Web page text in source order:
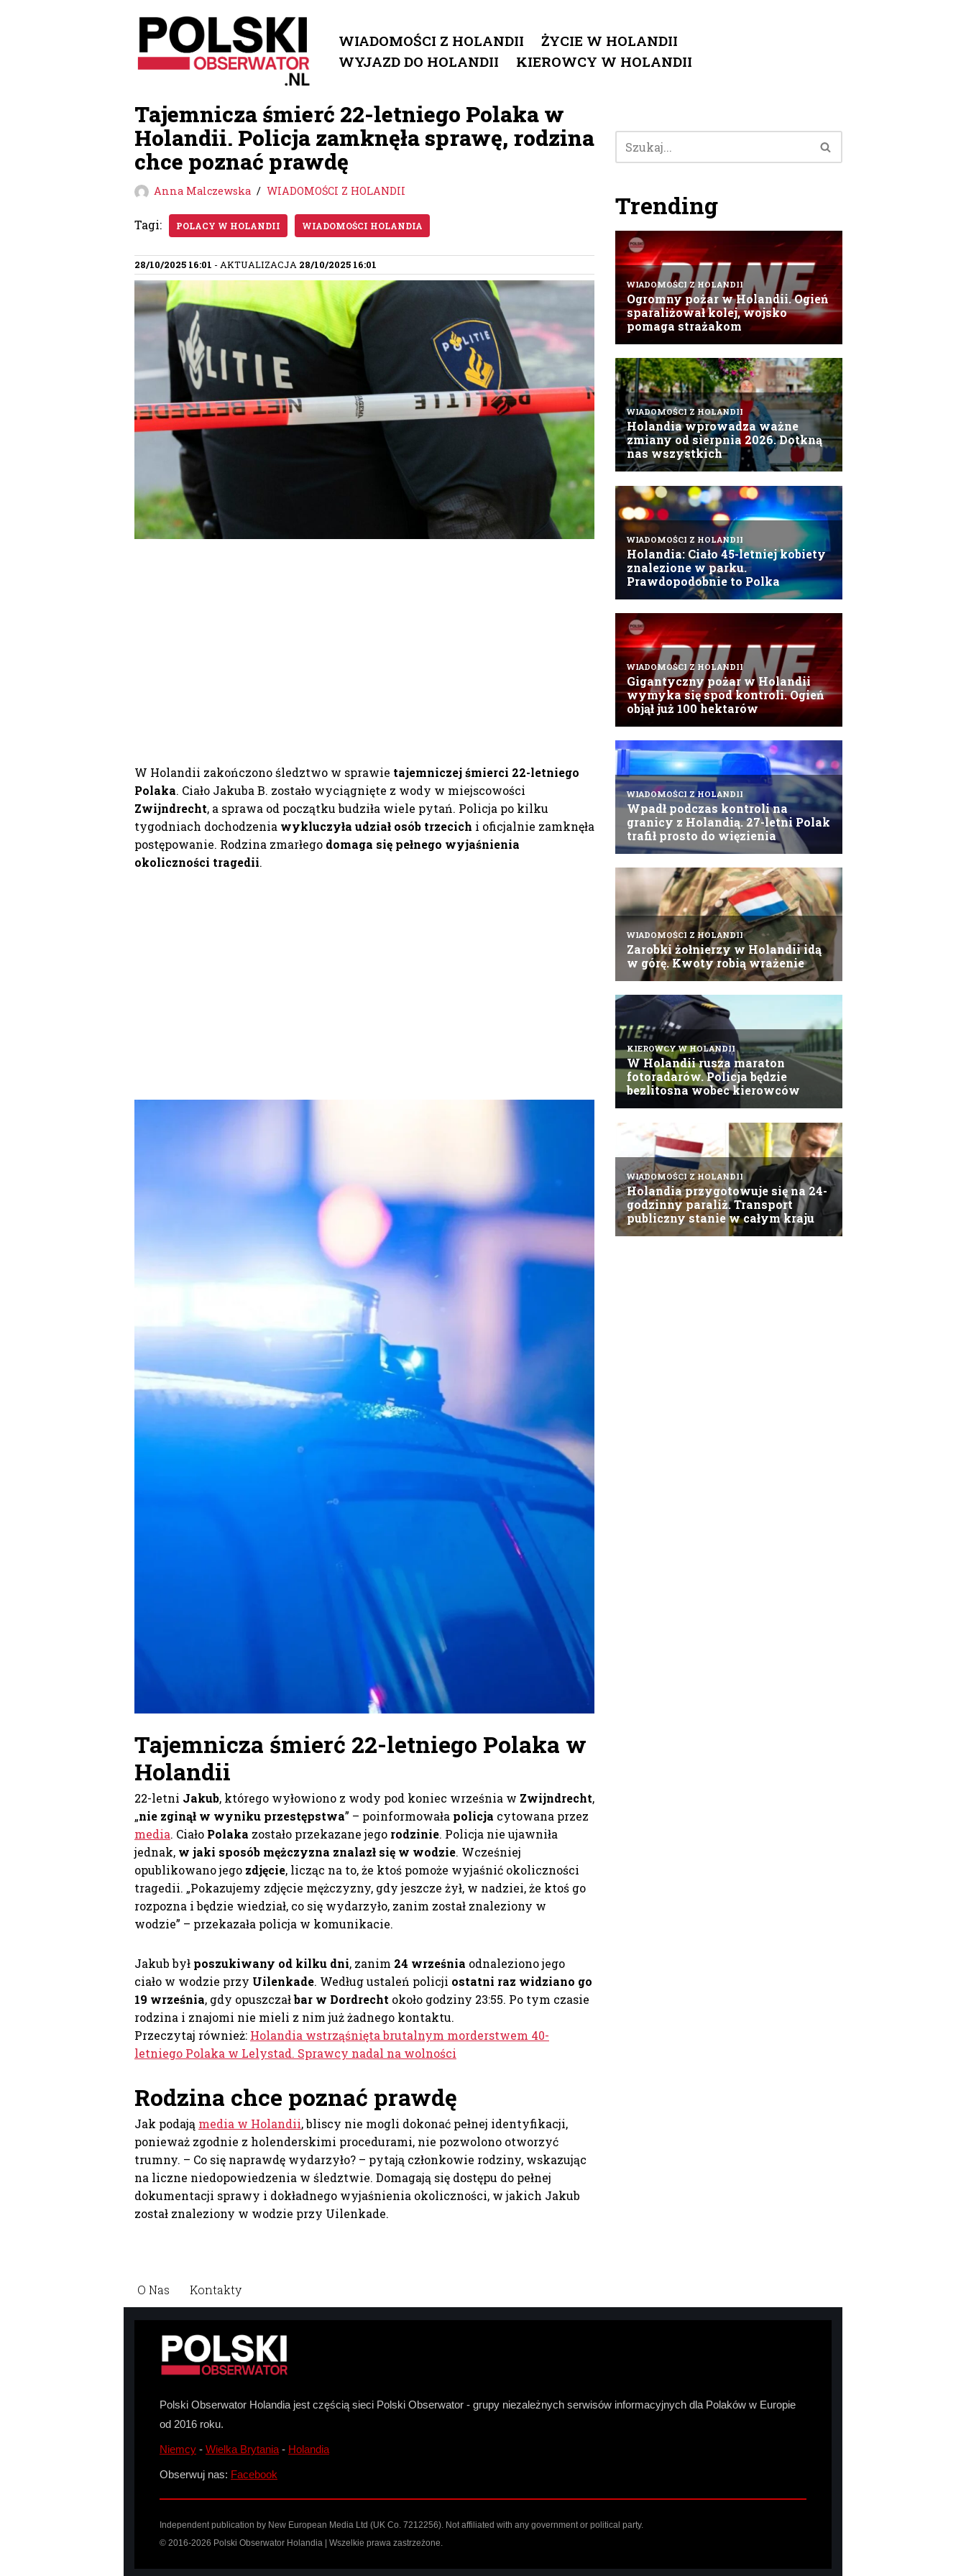
Przejdź
do
WIADOMOŚCI Z HOLANDII
ŻYCIE W HOLANDII
WYJAZD DO HOLANDII
KIEROWCY W HOLANDII
Tajemnicza śmierć 22-letniego Polaka w
Holandii. Policja zamknęła sprawę, rodzina
chce poznać prawdę
Anna Malczewska WIADOMOŚCI Z HOLANDII
Tagi: POLACY W HOLANDII WIADOMOŚCI HOLANDIA
28/10/2025 16:01 - AKTUALIZACJA 28/10/2025 16:01
W Holandii zakończono śledztwo w sprawie tajemniczej śmierci 22-letniego
Polaka. Ciało Jakuba B. zostało wyciągnięte z wody w miejscowości
Zwijndrecht, a sprawa od początku budziła wiele pytań. Policja po kilku
tygodniach dochodzenia wykluczyła udział osób trzecich i oficjalnie zamknęła
postępowanie. Rodzina zmarłego domaga się pełnego wyjaśnienia
okoliczności tragedii.
Tajemnicza śmierć 22-letniego Polaka w
Holandii
22-letni Jakub, którego wyłowiono z wody pod koniec września w Zwijndrecht,
„nie zginął w wyniku przestępstwa” – poinformowała policja cytowana przez
media. Ciało Polaka zostało przekazane jego rodzinie. Policja nie ujawniła
jednak, w jaki sposób mężczyzna znalazł się w wodzie. Wcześniej
opublikowano jego zdjęcie, licząc na to, że ktoś pomoże wyjaśnić okoliczności
tragedii. „Pokazujemy zdjęcie mężczyzny, gdy jeszcze żył, w nadziei, że ktoś go
rozpozna i będzie wiedział, co się wydarzyło, zanim został znaleziony w
wodzie” – przekazała policja w komunikacie.
Jakub był poszukiwany od kilku dni, zanim 24 września odnaleziono jego
ciało w wodzie przy Uilenkade. Według ustaleń policji ostatni raz widziano go
19 września, gdy opuszczałbar w Dordrecht około godziny 23:55. Po tym czasie
rodzina i znajomi nie mieli z nim już żadnego kontaktu.
Przeczytaj również: Holandia wstrząśnięta brutalnym morderstwem 40-
letniego Polaka w Lelystad. Sprawcy nadal na wolności
Rodzina chce poznać prawdę
Jak podają media w Holandii, bliscy nie mogli dokonać pełnej identyfikacji,
ponieważ zgodnie z holenderskimi procedurami, nie pozwolono otworzyć
trumny. – Co się naprawdę wydarzyło? – pytają członkowie rodziny, wskazując
na liczne niedopowiedzenia w śledztwie. Domagają się dostępu do pełnej
dokumentacji sprawy i dokładnego wyjaśnienia okoliczności, w jakich Jakub
został znaleziony w wodzie przy Uilenkade.
Trending
O Nas Kontakty
Polski Obserwator Holandia jest częścią sieci Polski Obserwator - grupy niezależnych serwisów informacyjnych dla Polaków w Europie
od 2016 roku.
Niemcy - Wielka Brytania - Holandia
Obserwuj nas: Facebook
Independent publication by New European Media Ltd (UK Co. 7212256). Not affiliated with any government or political party.
© 2016-2026 Polski Obserwator Holandia | Wszelkie prawa zastrzeżone.